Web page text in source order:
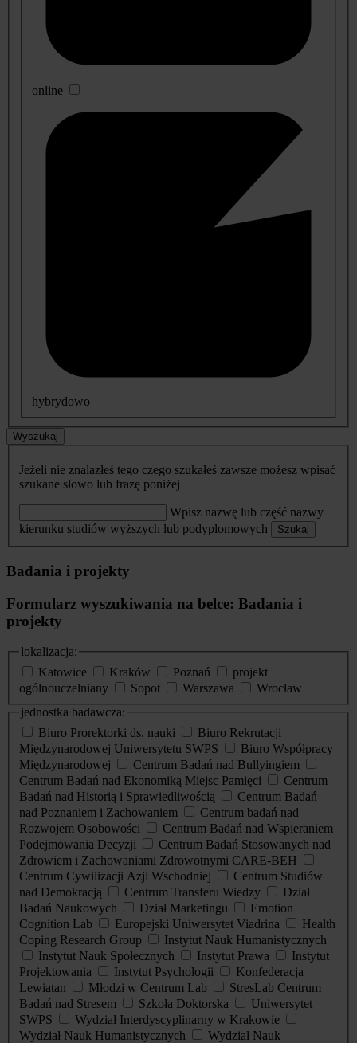
online
hybrydowo
Wyszukaj
Jeżeli nie znalazłeś tego czego szukałeś zawsze możesz wpisać
szukane słowo lub frazę poniżej
Wpisz nazwę lub część nazwy
kierunku studiów wyższych lub podyplomowych
Szukaj
Badania i projekty
Formularz wyszukiwania na belce: Badania i
projekty
lokalizacja:
Katowice
Kraków Poznań
projekt
ogólnouczelniany
Sopot Warszawa
Wrocław
jednostka badawcza:
Biuro Prorektorki ds. nauki
Biuro Rekrutacji
Międzynarodowej Uniwersytetu SWPS
Biuro Współpracy
Międzynarodowej
Centrum Badań nad Bullyingiem
Centrum Badań nad Ekonomiką Miejsc Pamięci
Centrum
Badań nad Historią i Sprawiedliwością
Centrum Badań
nad Poznaniem i Zachowaniem
Centrum badań nad
Rozwojem Osobowości
Centrum Badań nad Wspieraniem
Podejmowania Decyzji
Centrum Badań Stosowanych nad
Zdrowiem i Zachowaniami Zdrowotnymi CARE-BEH
Centrum Cywilizacji Azji Wschodniej
Centrum Studiów
nad Demokracją
Centrum Transferu Wiedzy
Dział
Badań Naukowych
Dział Marketingu
Emotion
Cognition Lab
Europejski Uniwersytet Viadrina
Health
Coping Research Group
Instytut Nauk Humanistycznych
Instytut Nauk Społecznych
Instytut Prawa
Instytut
Projektowania
Instytut Psychologii
Konfederacja
Lewiatan
Młodzi w Centrum Lab
StresLab Centrum
Badań nad Stresem
Szkoła Doktorska
Uniwersytet
SWPS
Wydział Interdyscyplinarny w Krakowie
Wydział Nauk Humanistycznych
Wydział Nauk